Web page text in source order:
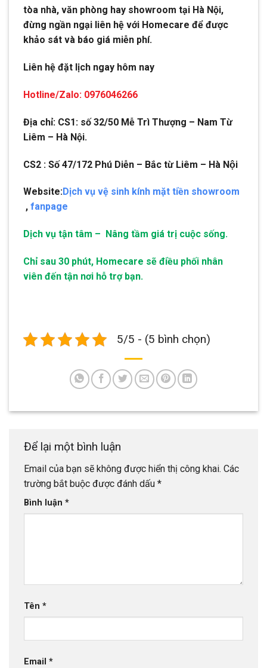
tòa nhà, văn phòng hay showroom tại Hà Nội,
đừng ngần ngại liên hệ với Homecare để được
khảo sát và báo giá miễn phí.
Liên hệ đặt lịch ngay hôm nay
Hotline/Zalo: 0976046266
Địa chỉ: CS1: số 32/50 Mễ Trì Thượng – Nam Từ
Liêm – Hà Nội.
CS2 : Số 47/172 Phú Diễn – Bắc từ Liêm – Hà Nội
Website:Dịch vụ vệ sinh kính mặt tiền showroom
, fanpage
Dịch vụ tận tâm – Nâng tầm giá trị cuộc sống.
Chỉ sau 30 phút, Homecare sẽ điều phối nhân
viên đến tận nơi hỗ trợ bạn.
5/5 - (5 bình chọn)
Để lại một bình luận
Email của bạn sẽ không được hiển thị công khai. Các
trường bắt buộc được đánh dấu *
Bình luận *
Tên *
Email *